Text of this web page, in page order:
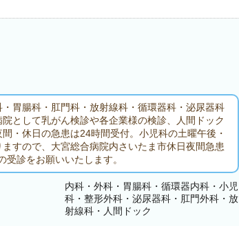
胃腸科・肛門科・放射線科・循環器科・泌尿器科
として乳がん検診や各企業様の検診、人間ドック
・休日の急患は24時間受付。小児科の土曜午後・
すので、大宮総合病院内さいたま市休日夜間急患
診をお願いいたします。
内科・外科・胃腸科・循環器内科・小児
科・整形外科・泌尿器科・肛門外科・放
射線科・人間ドック